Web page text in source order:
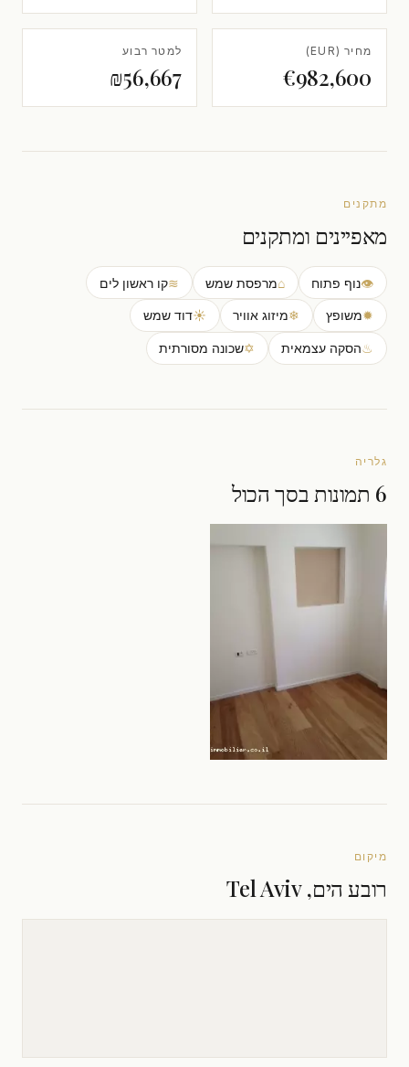
מחיר (EUR)
€982,600
למטר רבוע
₪56,667
מתקנים
מאפיינים ומתקנים
👁נוף פתוח ⌂מרפסת שמש ≋קו ראשון לים
✹משופץ ❄מיזוג אוויר ☀דוד שמש
♨הסקה עצמאית ✡שכונה מסורתית
גלריה
6 תמונות בסך הכול
מיקום
רובע הים, Tel Aviv